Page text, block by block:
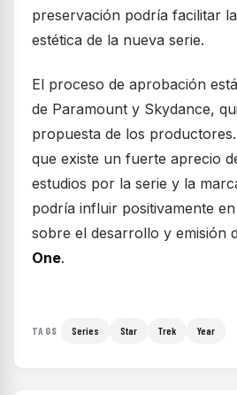
preservación podría facilitar
estética de la nueva serie.
El proceso de aprobación
de Paramount y Skydance,
propuesta de los
que existe un fuerte aprecio
estudios por la serie y la
podría influir positivamente
sobre el desarrollo y emisión
One.
TAGS Series Star Trek Year